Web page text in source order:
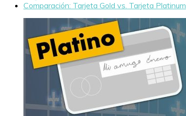
Comparación: Tarjeta Gold vs. Tarjeta Platinum